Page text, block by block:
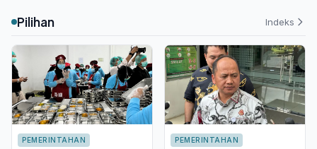
Pilihan Indeks
PEMERINTAHAN PEMERINTAHAN